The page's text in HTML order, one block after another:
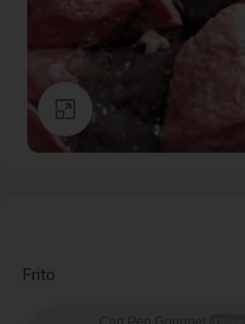
Clic para ampliar
Frito